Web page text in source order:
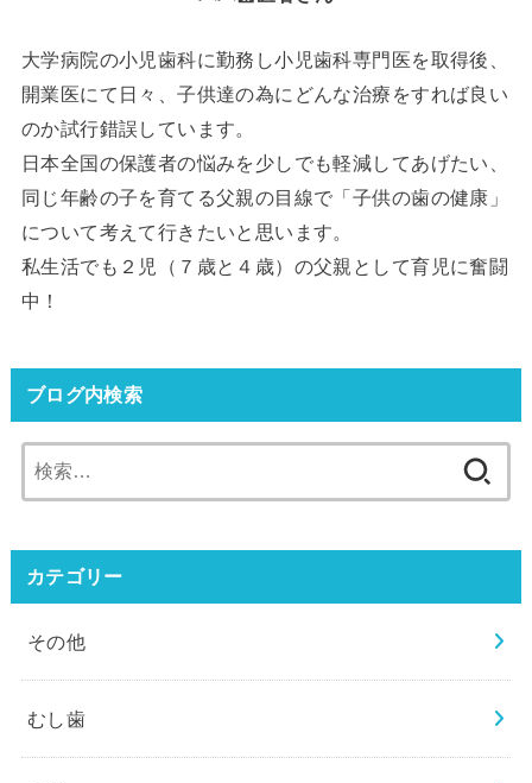
大学病院の小児歯科に勤務し小児歯科専門医を取得後、
開業医にて日々、子供達の為にどんな治療をすれば良い
のか試行錯誤しています。
日本全国の保護者の悩みを少しでも軽減してあげたい、
同じ年齢の子を育てる父親の目線で「子供の歯の健康」
について考えて行きたいと思います。
私生活でも２児（７歳と４歳）の父親として育児に奮闘
中！
ブログ内検索
索:
カテゴリー
その他
むし歯